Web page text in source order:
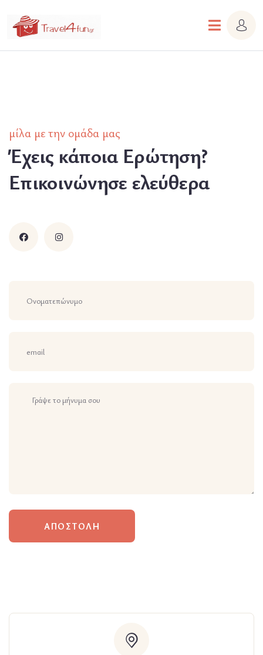
μίλα με την ομάδα μας
Έχεις κάποια Ερώτηση?
Επικοινώνησε ελεύθερα
ΑΠΟΣΤΟΛΗ